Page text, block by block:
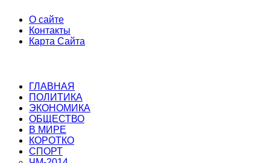
О сайте
Контакты
Карта Сайта
ГЛАВНАЯ
ПОЛИТИКА
ЭКОНОМИКА
ОБЩЕСТВО
В МИРЕ
КОРОТКО
СПОРТ